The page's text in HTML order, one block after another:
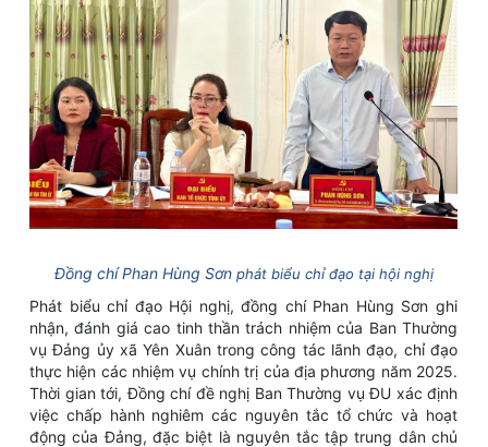
Đồng chí Phan Hùng Sơnphát biểu chỉ đạo tại hội nghị
Phát biểu chỉ đạo Hội nghị, đồng chí Phan Hùng Sơn ghi
nhận, đánh giá cao tinh thần trách nhiệm của Ban Thường
vụ Đảng ủy xã Yên Xuân trong công tác lãnh đạo, chỉ đạo
thực hiện các nhiệm vụ chính trị của địa phương năm 2025.
Thời gian tới, Đồng chí đề nghị Ban Thường vụ ĐU xác định
việc chấp hành nghiêm các nguyên tắc tổ chức và hoạt
động của Đảng, đặc biệt là nguyên tắc tập trung dân chủ